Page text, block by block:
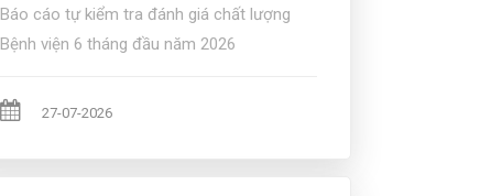
Báo cáo tự kiểm tra đánh giá chất lượng
Bệnh viện 6 tháng đầu năm 2026
27-07-2026